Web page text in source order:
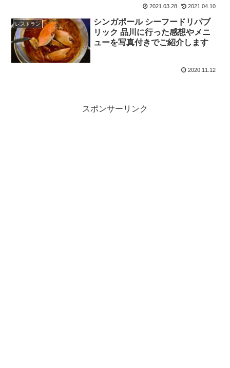
2021.03.28 2021.04.10
レストラン
シンガポール シーフードリパブ
リック 品川に行った感想やメニ
ューを写真付きでご紹介します
2020.11.12
スポンサーリンク